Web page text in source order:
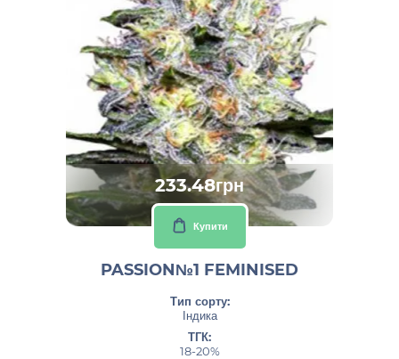
233.48грн
Купити
PASSION№1 FEMINISED
Тип сорту:
Індика
ТГК:
18-20%